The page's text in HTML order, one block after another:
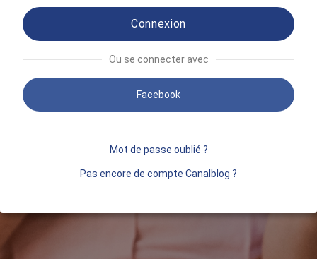
Connexion
Ou se connecter avec
Facebook
Mot de passe oublié ?
Pas encore de compte Canalblog ?